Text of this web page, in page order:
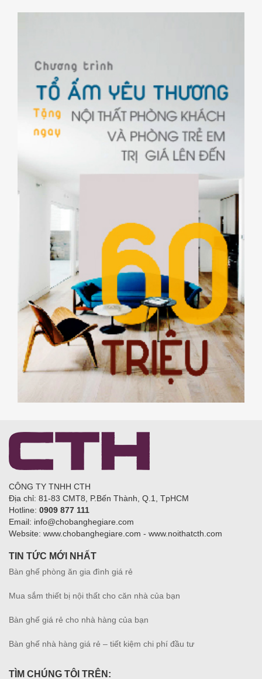
CÔNG TY TNHH CTH
Địa chỉ: 81-83 CMT8, P.Bến Thành, Q.1, TpHCM
Hotline: 0909 877 111
Email: info@chobanghegiare.com
Website: www.chobanghegiare.com - www.noithatcth.com
TIN TỨC MỚI NHẤT
Bàn ghế phòng ăn gia đình giá rẻ
Mua sắm thiết bị nội thất cho căn nhà của bạn
Bàn ghế giá rẻ cho nhà hàng của bạn
Bàn ghế nhà hàng giá rẻ – tiết kiệm chi phí đầu tư
TÌM CHÚNG TÔI TRÊN: